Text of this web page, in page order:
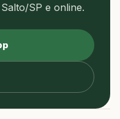
SP e online.